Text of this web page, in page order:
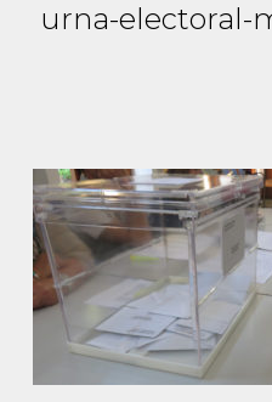
urna-electoral-